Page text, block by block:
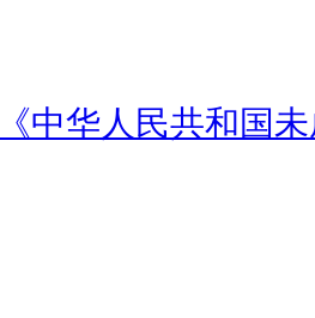
《中华人民共和国